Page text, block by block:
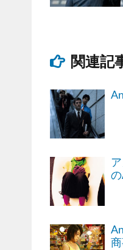
関連記
の